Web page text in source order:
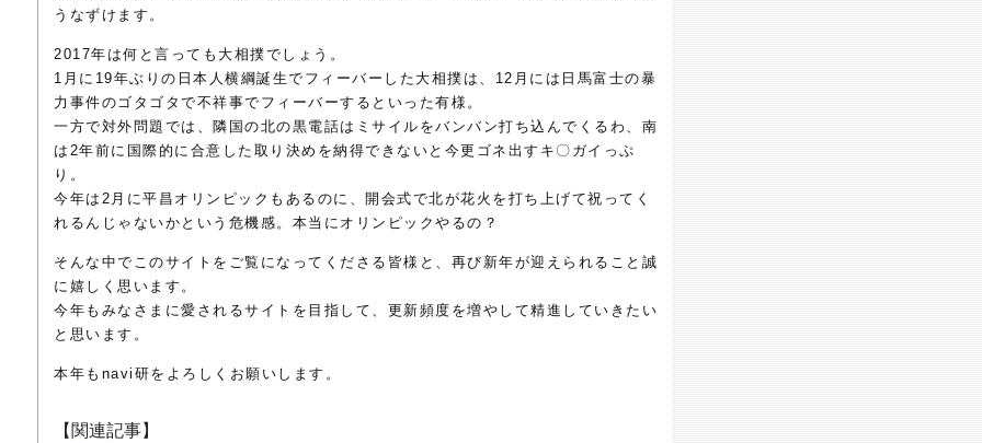
うなずけます。
2017年は何と言っても大相撲でしょう。
1月に19年ぶりの日本人横綱誕生でフィーバーした大相撲は、12月には日馬富士の暴
力事件のゴタゴタで不祥事でフィーバーするといった有様。
一方で対外問題では、隣国の北の黒電話はミサイルをバンバン打ち込んでくるわ、南
は2年前に国際的に合意した取り決めを納得できないと今更ゴネ出すキ〇ガイっぷ
り。
今年は2月に平昌オリンピックもあるのに、開会式で北が花火を打ち上げて祝ってく
れるんじゃないかという危機感。本当にオリンピックやるの？
そんな中でこのサイトをご覧になってくださる皆様と、再び新年が迎えられること誠
に嬉しく思います。
今年もみなさまに愛されるサイトを目指して、更新頻度を増やして精進していきたい
と思います。
本年もnavi研をよろしくお願いします。
【関連記事】